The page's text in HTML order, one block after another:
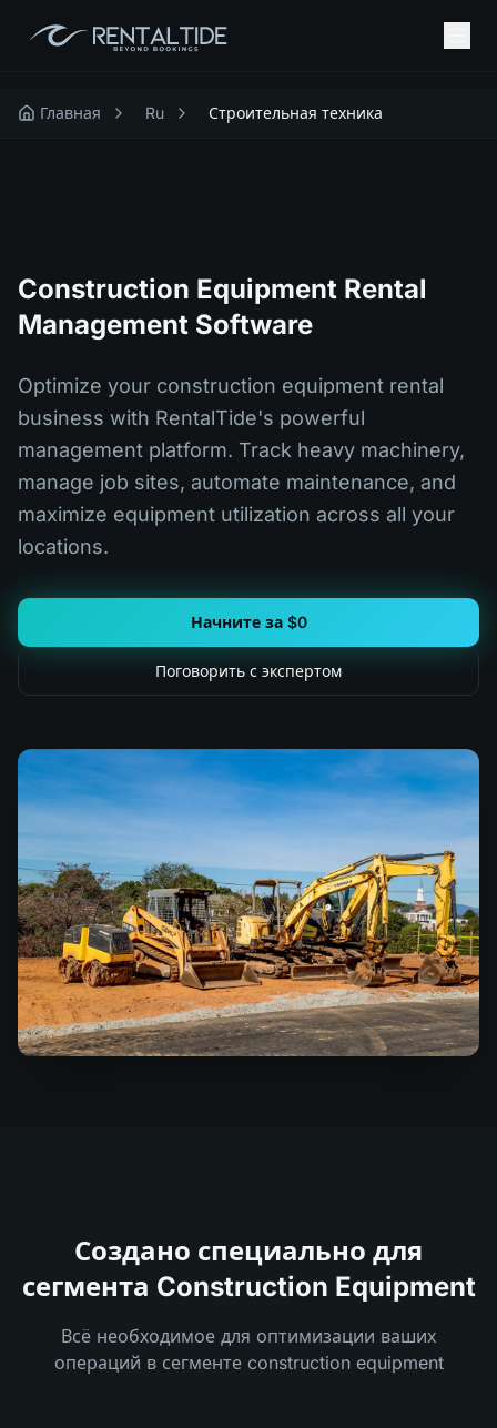
Главная Ru Строительная техника
Construction Equipment Rental
Management Software
Optimize your construction equipment rental
business with RentalTide's powerful
management platform. Track heavy machinery,
manage job sites, automate maintenance, and
maximize equipment utilization across all your
locations.
Начните за $0
Поговорить с экспертом
Создано специально для
сегмента Construction Equipment
Всё необходимое для оптимизации ваших
операций в сегменте construction equipment